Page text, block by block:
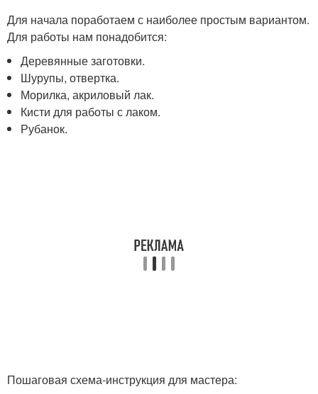
Для начала поработаем с наиболее простым вариантом.
Для работы нам понадобится:
Деревянные заготовки.
Шурупы, отвертка.
Морилка, акриловый лак.
Кисти для работы с лаком.
Рубанок.
Пошаговая схема-инструкция для мастера: